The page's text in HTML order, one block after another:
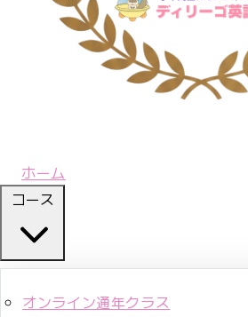
ホーム
コース
オンライン通年クラス